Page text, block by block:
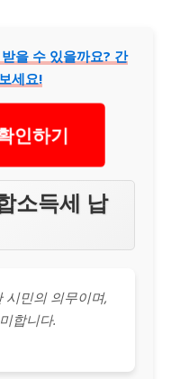
을 수 있을까요? 간
세요!
인하기
소득세 납
시민의 의무이며,
합니다.